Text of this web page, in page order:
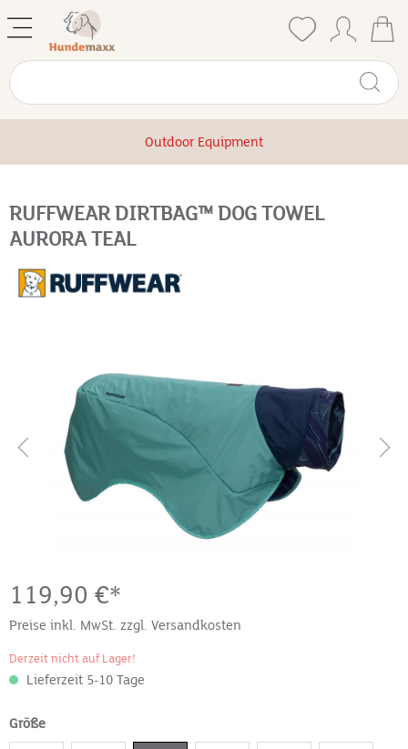
Outdoor Equipment
RUFFWEAR DIRTBAG™ DOG TOWEL
AURORA TEAL
119,90 €*
Preise inkl. MwSt. zzgl. Versandkosten
Derzeit nicht auf Lager!
Lieferzeit 5-10 Tage
Größe